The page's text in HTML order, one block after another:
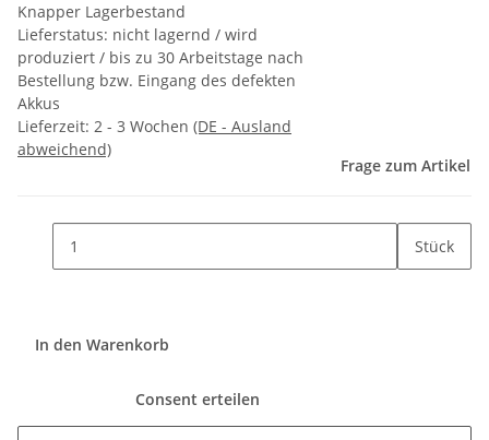
Knapper Lagerbestand
Lieferstatus: nicht lagernd / wird
produziert / bis zu 30 Arbeitstage nach
Bestellung bzw. Eingang des defekten
Akkus
Lieferzeit: 2 - 3 Wochen (DE - Ausland
abweichend)
Frage zum Artikel
Stück
In den Warenkorb
Consent erteilen